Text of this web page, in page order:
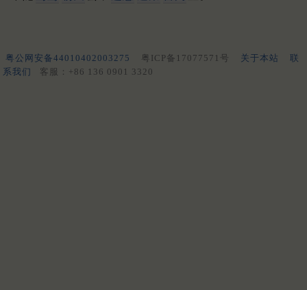
粤公网安备44010402003275 粤ICP备17077571号 关于本站
联
系我们
客服：+86 136 0901 3320